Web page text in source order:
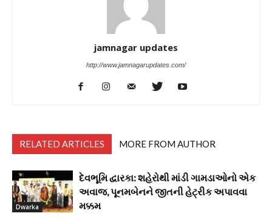
jamnagar updates
http://www.jamnagarupdates.com/
RELATED ARTICLES MORE FROM AUTHOR
Dwarka
દેવભૂમિ દ્વારકા: શહેરોથી માંડી ગામડાઓનો એક
અવાજ, પૂનમબેનને જીતની હેટ્રીક અપાવવા
મક્કમ